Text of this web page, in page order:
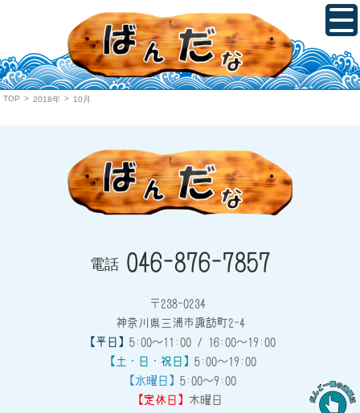
TOP > 2018年 > 10月
電話 046-876-7857
〒238-0234
神奈川県三浦市諏訪町2-4
【平日】 5:00～11:00 / 16:00～19:00
【土・日・祝日】 5:00～19:00
【水曜日】 5:00～9:00
【定休日】
木曜日